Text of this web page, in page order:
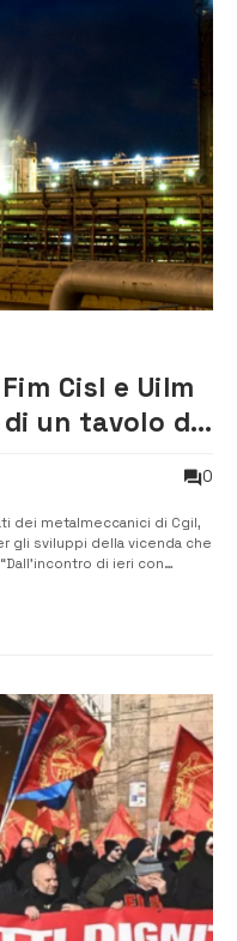
Cisl e Uilm
un tavolo di
0
dei metalmeccanici di Cgil,
gli sviluppi della vicenda che
di ieri con
industriale